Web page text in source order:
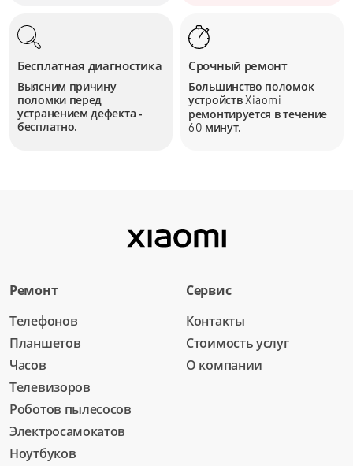
Бесплатная диагностика
Выясним причину
поломки перед
устранением дефекта -
бесплатно.
Срочный ремонт
Большинство поломок
устройствXiaomi
ремонтируется в течение
60 минут.
Ремонт
Телефонов
Планшетов
Часов
Телевизоров
Роботов пылесосов
Электросамокатов
Ноутбуков
Сервис
Контакты
Стоимость услуг
О компании